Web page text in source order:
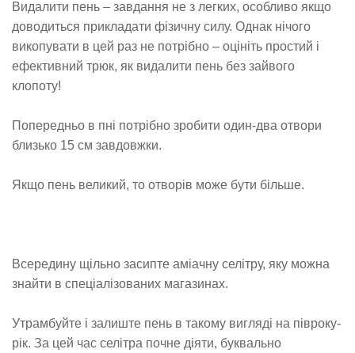
Видалити пень – завдання не з легких, особливо якщо
доводиться прикладати фізичну силу. Однак нічого
викопувати в цей раз не потрібно – оцініть простий і
ефективний трюк, як видалити пень без зайвого
клопоту!
Попередньо в пні потрібно зробити один-два отвори
близько 15 см завдовжки.
Якщо пень великий, то отворів може бути більше.
Всередину щільно засипте аміачну селітру, яку можна
знайти в спеціалізованих магазинах.
Утрамбуйте і залиште пень в такому вигляді на півроку-
рік. За цей час селітра почне діяти, буквально